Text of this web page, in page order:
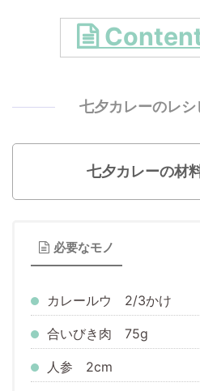
七夕カレーのレ
七夕カレーの材
必要なモノ
カレールウ 2/3かけ
合いびき肉 75g
人参 2cm